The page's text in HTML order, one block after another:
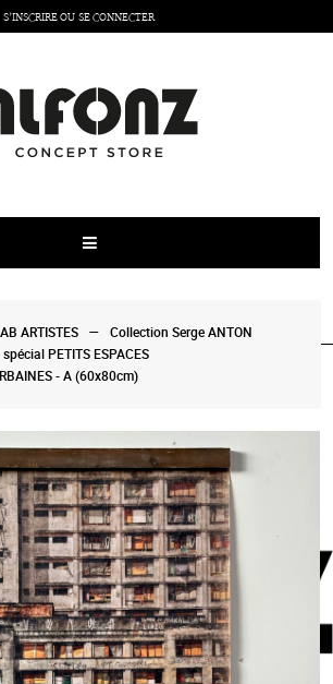
S’INSCRIREOU SE CONNECTER
ARTISTES
Collection Serge ANTON
PETITS ESPACES
- A (60x80cm)